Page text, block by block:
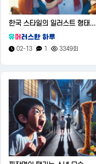
한국 스타일의 일러스트 형태...
02-13 1 3349회